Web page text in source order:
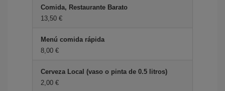
Comida, Restaurante Barato
13,50 €
Menú comida rápida
8,00 €
Cerveza Local (vaso o pinta de 0.5 litros)
2,00 €